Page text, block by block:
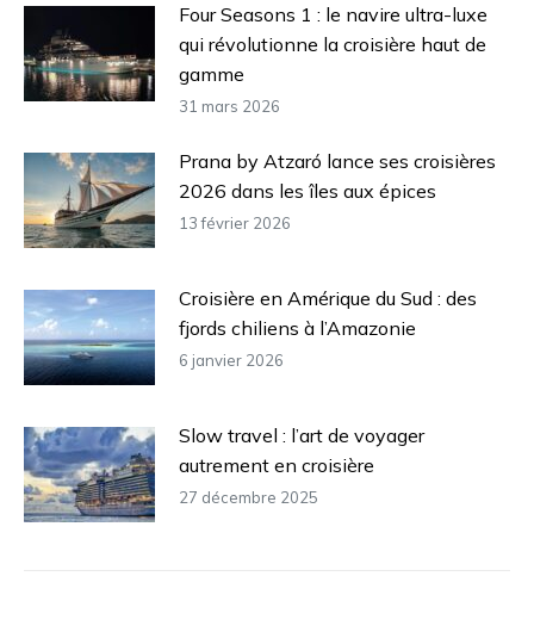
Four Seasons 1 : le navire ultra-luxe
qui révolutionne la croisière haut de
gamme
31 mars 2026
Prana by Atzaró lance ses croisières
2026 dans les îles aux épices
13 février 2026
Croisière en Amérique du Sud : des
fjords chiliens à l’Amazonie
6 janvier 2026
Slow travel : l’art de voyager
autrement en croisière
27 décembre 2025